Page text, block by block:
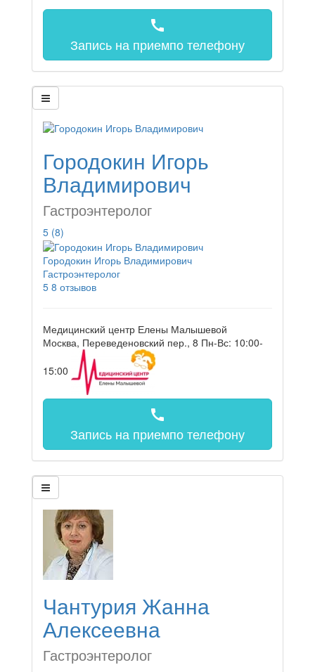
call
Запись на приемпо телефону
Городокин Игорь
Владимирович
Гастроэнтеролог
5 (8)
Городокин Игорь Владимирович
Гастроэнтеролог
5 8 отзывов
Медицинский центр Елены Малышевой
Москва, Переведеновский пер., 8 Пн-Вс: 10:00-
15:00
call
Запись на приемпо телефону
Чантурия Жанна
Алексеевна
Гастроэнтеролог